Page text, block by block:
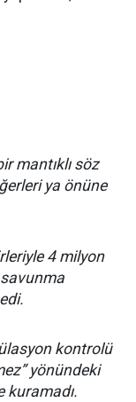
mantıklı söz
ya önüne
4 milyon
kontrolü
yönündeki
kuramadı.